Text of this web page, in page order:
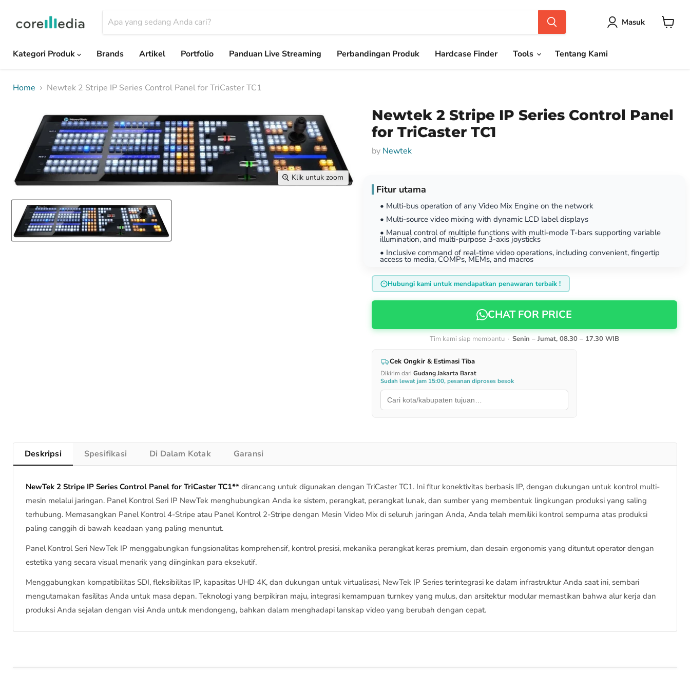
Masuk
Kategori Produk
Brands Artikel Portfolio Panduan Live Streaming Perbandingan Produk Hardcase Finder Tools Tentang Kami
Home Newtek 2 Stripe IP Series Control Panel for TriCaster TC1
Klik untuk zoom
Newtek 2 Stripe IP Series Control Panel
for TriCaster TC1
by Newtek
Fitur utama
• Multi-bus operation of any Video Mix Engine on the network
• Multi-source video mixing with dynamic LCD label displays
• Manual control of multiple functions with multi-mode T-bars supporting variable
illumination, and multi-purpose 3-axis joysticks
• Inclusive command of real-time video operations, including convenient, fingertip
access to media, COMPs, MEMs, and macros
Hubungi kami untuk mendapatkan penawaran terbaik !
CHAT FOR PRICE
Tim kami siap membantu · Senin – Jumat, 08.30 – 17.30 WIB
Cek Ongkir & Estimasi Tiba
Dikirim dari Gudang Jakarta Barat
Sudah lewat jam 15:00, pesanan diproses besok
Deskripsi Spesifikasi Di Dalam Kotak Garansi
NewTek 2 Stripe IP Series Control Panel for TriCaster TC1** dirancang untuk digunakan dengan TriCaster TC1. Ini fitur konektivitas berbasis IP, dengan dukungan untuk kontrol multi-
mesin melalui jaringan. Panel Kontrol Seri IP NewTek menghubungkan Anda ke sistem, perangkat, perangkat lunak, dan sumber yang membentuk lingkungan produksi yang saling
terhubung. Memasangkan Panel Kontrol 4-Stripe atau Panel Kontrol 2-Stripe dengan Mesin Video Mix di seluruh jaringan Anda, Anda telah memiliki kontrol sempurna atas produksi
paling canggih di bawah keadaan yang paling menuntut.
Panel Kontrol Seri NewTek IP menggabungkan fungsionalitas komprehensif, kontrol presisi, mekanika perangkat keras premium, dan desain ergonomis yang dituntut operator dengan
estetika yang secara visual menarik yang diinginkan para eksekutif.
Menggabungkan kompatibilitas SDI, fleksibilitas IP, kapasitas UHD 4K, dan dukungan untuk virtualisasi, NewTek IP Series terintegrasi ke dalam infrastruktur Anda saat ini, sembari
mengutamakan fasilitas Anda untuk masa depan. Teknologi yang berpikiran maju, integrasi kemampuan turnkey yang mulus, dan arsitektur modular memastikan bahwa alur kerja dan
produksi Anda sejalan dengan visi Anda untuk mendongeng, bahkan dalam menghadapi lanskap video yang berubah dengan cepat.